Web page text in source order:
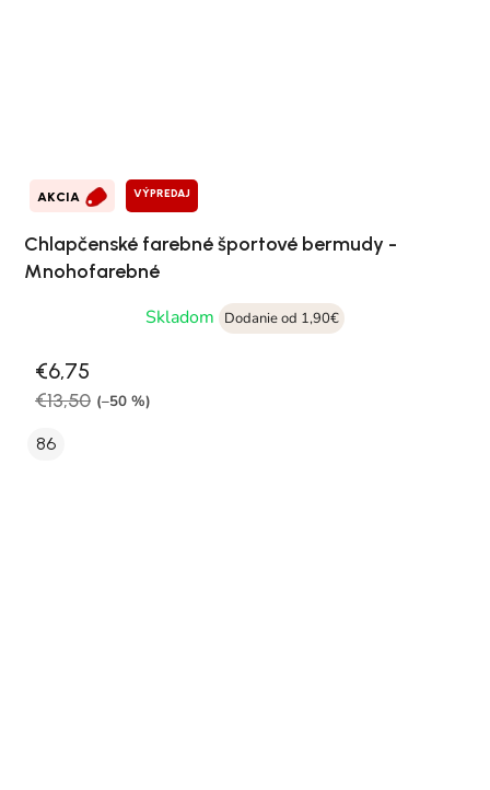
AKCIA VÝPREDAJ
Chlapčenské farebné športové bermudy -
Mnohofarebné
Skladom
Dodanie od 1,90€
€6,75
€13,50 (–50 %)
86